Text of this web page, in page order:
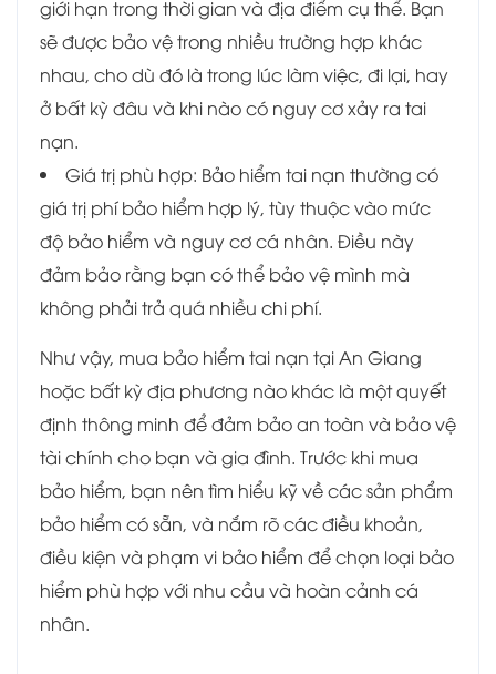
giới hạn trong thời gian và địa điểm cụ thể. Bạn
sẽ được bảo vệ trong nhiều trường hợp khác
nhau, cho dù đó là trong lúc làm việc, đi lại, hay
ở bất kỳ đâu và khi nào có nguy cơ xảy ra tai
nạn.
Giá trị phù hợp: Bảo hiểm tai nạn thường có
giá trị phí bảo hiểm hợp lý, tùy thuộc vào mức
độ bảo hiểm và nguy cơ cá nhân. Điều này
đảm bảo rằng bạn có thể bảo vệ mình mà
không phải trả quá nhiều chi phí.
Như vậy, mua bảo hiểm tai nạn tại An Giang
hoặc bất kỳ địa phương nào khác là một quyết
định thông minh để đảm bảo an toàn và bảo vệ
tài chính cho bạn và gia đình. Trước khi mua
bảo hiểm, bạn nên tìm hiểu kỹ về các sản phẩm
bảo hiểm có sẵn, và nắm rõ các điều khoản,
điều kiện và phạm vi bảo hiểm để chọn loại bảo
hiểm phù hợp với nhu cầu và hoàn cảnh cá
nhân.